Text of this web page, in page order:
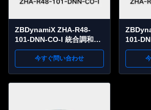
ZBDynamiX ZHA-R48-
101-DNN-CO-I 統合調和関
節アクチュエータ 16 ナニ
オンピークトーク 101:1比
OD48ミリ
今すぐ問い合わせ
101-
モニッ
ュエー
トルク